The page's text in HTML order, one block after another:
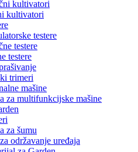
kultivatori
kultivatori
testere
testere
testere
trimeri
mašine
za multifunkcijske mašine
za šumu
održavanje uređaja